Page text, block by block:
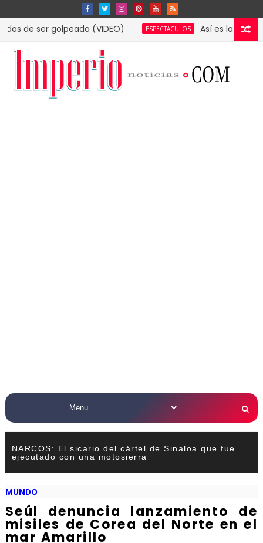
golpeado (VIDEO) ESPECTACULOS Así es la lujosa
NARCOS: El sicario del cártel de Sinaloa que fue
ejecutado con una motosierra
MUNDO
Seúl denuncia lanzamiento de
misiles de Corea del Norte en el
mar Amarillo